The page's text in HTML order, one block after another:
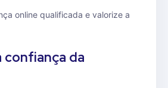
online qualificada e valorize a
confiança da